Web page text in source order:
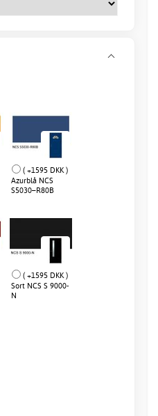
( +1595 DKK )
Azurblå NCS
S5030–R80B
( +1595 DKK )
Sort NCS S 9000-
N